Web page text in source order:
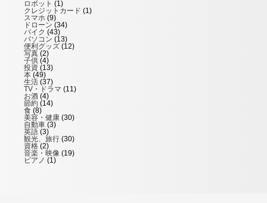
ロボット (1)
クレジットカード (1)
スマホ (9)
ドローン (34)
バイク (43)
パソコン (13)
便利グッズ (12)
写真 (2)
子供 (4)
投資 (13)
本 (49)
生活 (37)
TV・ドラマ (11)
お酒 (4)
節約 (14)
食 (8)
美容・健康 (30)
自動車 (3)
英語 (3)
観光、旅行 (30)
資格 (2)
音楽・映像 (19)
ピアノ (1)